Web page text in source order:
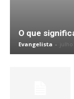
O que
Evangelista - julho